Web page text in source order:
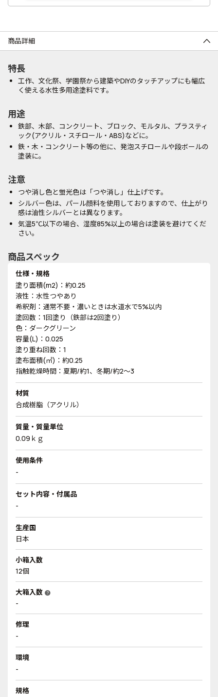
商品詳細
特長
工作、文化祭、学園祭から建築やDIYのタッチアップにも幅広
く使える水性多用途塗料です。
用途
鉄部、木部、コンクリート、ブロック、モルタル、プラスティ
ック(アクリル・スチロール・ABS)などに。
鉄・木・コンクリート等の他に、発泡スチロールや段ボールの
塗装に。
注意
つや消し色と蛍光色は「つや消し」仕上げです。
シルバー色は、パール顔料を使用しておりますので、仕上がり
感は油性シルバーとは異なります。
気温5℃以下の場合、湿度85%以上の場合は塗装を避けてくだ
さい。
商品スペック
仕様・規格
塗り面積(m2)：約0.25
液性：水性つやあり
希釈剤：通常不要・濃いときは水道水で5%以内
塗回数：1回塗り（鉄部は2回塗り）
色：ダークグリーン
容量(L)：0.025
塗り重ね回数：1
塗布面積(㎡)：約0.25
指触乾燥時間：夏期/約1、冬期/約2～3
材質
合成樹脂（アクリル）
質量・質量単位
0.09ｋｇ
使用条件
-
セット内容・付属品
-
生産国
日本
小箱入数
12個
大箱入数 help
-
修理
-
環境
-
規格